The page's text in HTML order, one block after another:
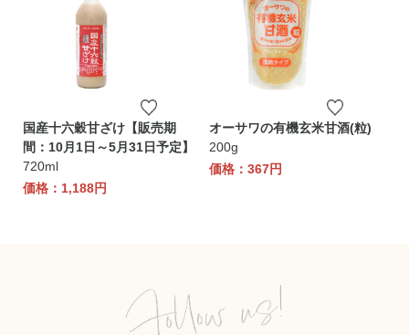
国産十六穀甘ざけ【販売期
間：10月1日～5月31日予定】
720ml
価格：1,188円
オーサワの有機玄米甘酒(粒)
200g
価格：367円